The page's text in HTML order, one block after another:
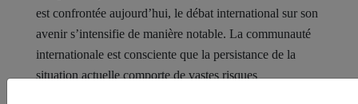
est confrontée aujourd’hui, le débat international sur son
avenir s’intensifie de manière notable. La communauté
internationale est consciente que la persistance de la
situation actuelle comporte de vastes risques